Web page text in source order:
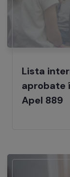
Lista
aprobate
Apel 889